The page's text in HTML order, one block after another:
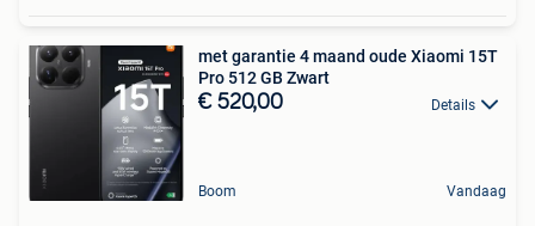
met garantie 4 maand oude Xiaomi 15T
Pro 512 GB Zwart
€ 520,00 Details
Boom Vandaag